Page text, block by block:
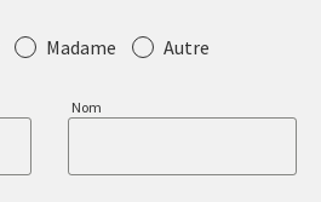
Madame Autre
Nom